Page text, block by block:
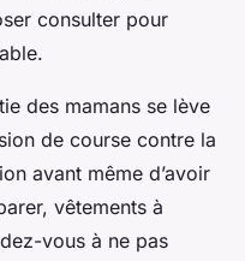
consulter pour
des mamans se lève
de course contre la
avant même d’avoir
vêtements à
vous à ne pas